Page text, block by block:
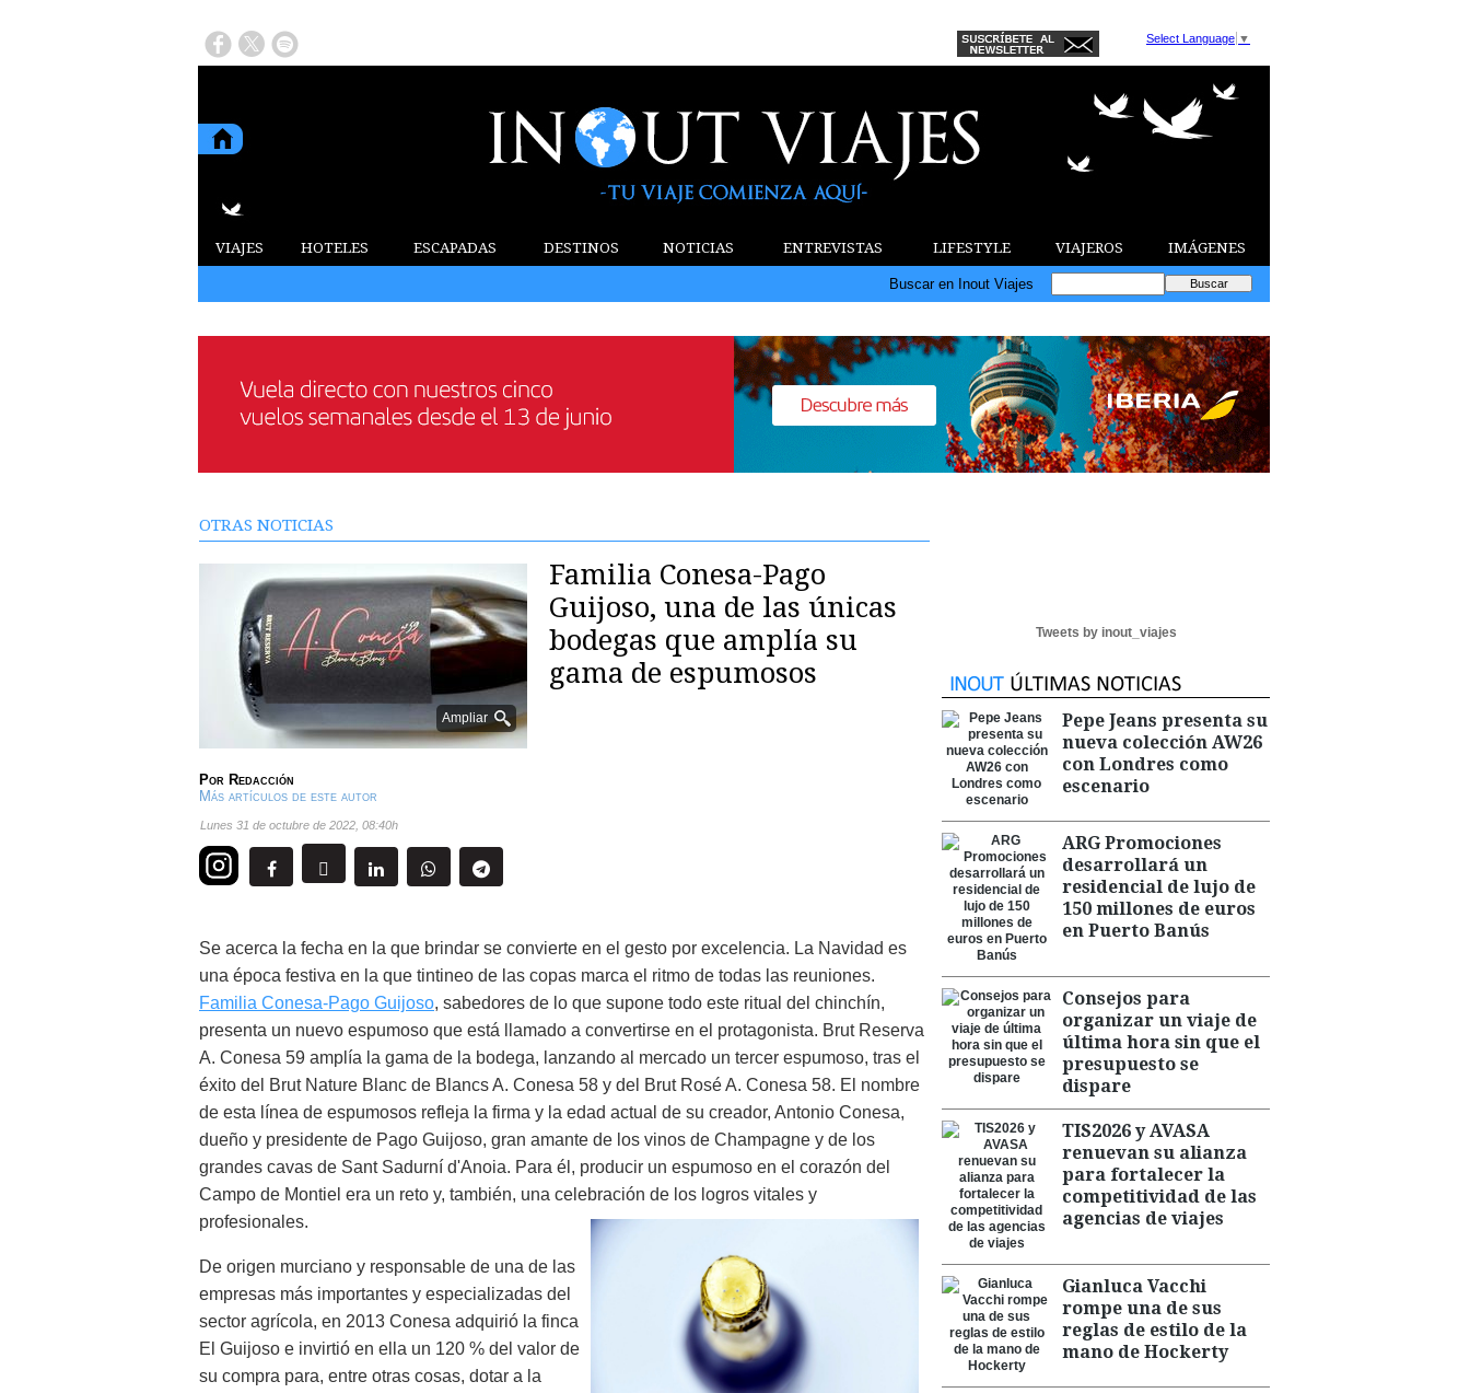
Select Language ▼
VIAJES HOTELES ESCAPADAS DESTINOS NOTICIAS ENTREVISTAS LIFESTYLE VIAJEROS IMÁGENES
Buscar en Inout Viajes
OTRAS NOTICIAS
Ampliar
Familia Conesa-Pago
Guijoso, una de las únicas
bodegas que amplía su
gama de espumosos
Por Redacción
Más artículos de este autor
lunes 31 de octubre de 2022 08:40h
Se acerca la fecha en la que brindar se convierte en el gesto por excelencia. La Navidad es
una época festiva en la que tintineo de las copas marca el ritmo de todas las reuniones.
Familia Conesa-Pago Guijoso, sabedores de lo que supone todo este ritual del chinchín,
presenta un nuevo espumoso que está llamado a convertirse en el protagonista. Brut Reserva
A. Conesa 59 amplía la gama de la bodega, lanzando al mercado un tercer espumoso, tras el
éxito del Brut Nature Blanc de Blancs A. Conesa 58 y del Brut Rosé A. Conesa 58. El nombre
de esta línea de espumosos refleja la firma y la edad actual de su creador, Antonio Conesa,
dueño y presidente de Pago Guijoso, gran amante de los vinos de Champagne y de los
grandes cavas de Sant Sadurní d'Anoia. Para él, producir un espumoso en el corazón del
Campo de Montiel era un reto y, también, una celebración de los logros vitales y
profesionales.
De origen murciano y responsable de una de las
empresas más importantes y especializadas del
sector agrícola, en 2013 Conesa adquirió la finca
El Guijoso e invirtió en ella un 120 % del valor de
su compra para, entre otras cosas, dotar a la
Tweets by inout_viajes
Pepe Jeans presenta su
nueva colección AW26
con Londres como
escenario
ARG Promociones
desarrollará un
residencial de lujo de
150 millones de euros
en Puerto Banús
Consejos para
organizar un viaje de
última hora sin que el
presupuesto se
dispare
TIS2026 y AVASA
renuevan su alianza
para fortalecer la
competitividad de las
agencias de viajes
Gianluca Vacchi
rompe una de sus
reglas de estilo de la
mano de Hockerty